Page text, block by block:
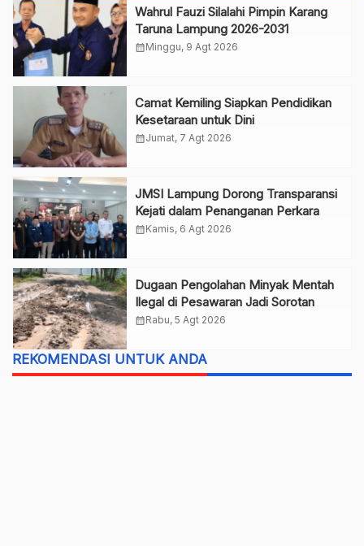
Wahrul Fauzi Silalahi Pimpin Karang
Taruna Lampung 2026-2031
calendar_monthMinggu, 9 Agt 2026
Camat Kemiling Siapkan Pendidikan
Kesetaraan untuk Dini
calendar_monthJumat, 7 Agt 2026
JMSI Lampung Dorong Transparansi
Kejati dalam Penanganan Perkara
calendar_monthKamis, 6 Agt 2026
Dugaan Pengolahan Minyak Mentah
Ilegal di Pesawaran Jadi Sorotan
calendar_monthRabu, 5 Agt 2026
REKOMENDASI UNTUK ANDA